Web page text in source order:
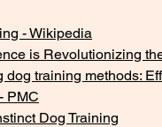
- Wikipedia
is Revolutionizing
dog training methods:
PMC
Dog Training